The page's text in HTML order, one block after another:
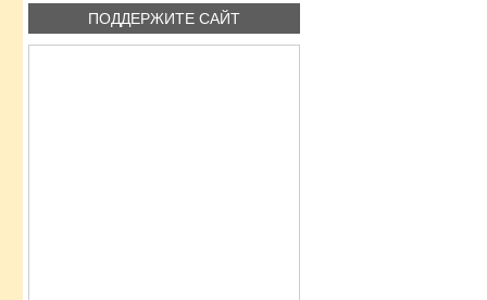
ПОДДЕРЖИТЕ САЙТ